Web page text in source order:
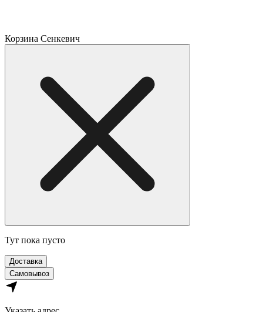
Корзина Сенкевич
Тут пока пусто
Доставка
Самовывоз